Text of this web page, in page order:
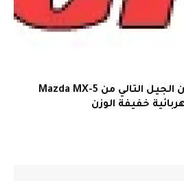
يؤكد الرئيس التنفيذي أن الجيل التالي من Mazda MX-5
خفيفة الوزن